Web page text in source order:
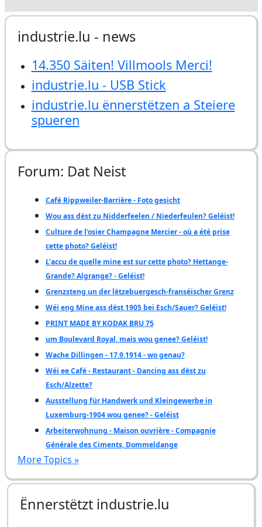
industrie.lu - news
14.350 Säiten! Villmools Merci!
industrie.lu - USB Stick
industrie.lu ënnerstëtzen a Steiere
spueren
Forum: Dat Neist
Café Rippweiler-Barrière - Foto gesicht
Wou ass dëst zu Nidderfeelen / Niederfeulen? Geléist!
Culture de l'osier Champagne Mercier - où a été prise
cette photo? Geléist!
L'accu de quelle mine est sur cette photo? Hettange-
Grande? Algrange? - Geléist!
Grenzsteng un der lëtzebuergesch-franséischer Grenz
Wéi eng Mine ass dëst 1905 bei Esch/Sauer? Geléist!
PRINT MADE BY KODAK BRU 75
um Boulevard Royal, mais wou genee? Geléist!
Wache Dillingen - 17.9.1914 - wo genau?
Wéi ee Café - Restaurant - Dancing ass dëst zu
Esch/Alzette?
Ausstellung für Handwerk und Kleingewerbe in
Luxemburg-1904 wou genee? - Geléist
Arbeiterwohnung - Maison ouvrière - Compagnie
Générale des Ciments, Dommeldange
More Topics »
Ënnerstëtzt industrie.lu